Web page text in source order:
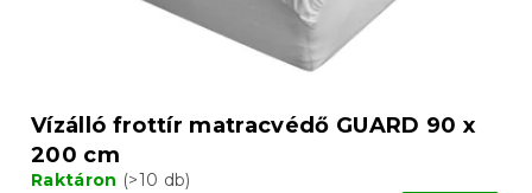
Vízálló frottír matracvédő GUARD 90 x
200 cm
Raktáron (>10 db)